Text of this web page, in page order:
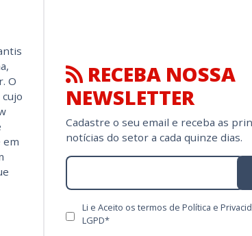
O
em
RECEBA NOSSA
NEWSLETTER
Cadastre o seu email e receba as
notícias do setor a cada quinze dias.
Li e Aceito os termos de Política e
LGPD*